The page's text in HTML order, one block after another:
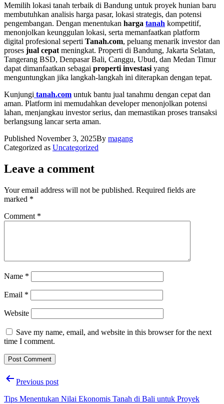
Memilih lokasi tanah terbaik di Bandung untuk proyek hunian baru
membutuhkan analisis harga pasar, lokasi strategis, dan potensi
pengembangan. Dengan menentukan harga tanah kompetitif,
menonjolkan keunggulan lokasi, serta memanfaatkan platform
digital profesional seperti Tanah.com, peluang menarik investor dan
proses jual cepat meningkat. Properti di Bandung, Jakarta Selatan,
Tangerang BSD, Denpasar Bali, Canggu, Ubud, dan Medan Timur
dapat dimanfaatkan sebagai properti investasi yang
menguntungkan jika langkah-langkah ini diterapkan dengan tepat.
Kunjungi tanah.com untuk bantu jual tanahmu dengan cepat dan
aman. Platform ini memudahkan developer menonjolkan potensi
lahan, menjangkau investor serius, dan memastikan proses transaksi
berlangsung lancar serta aman.
Published November 3, 2025By magang
Categorized as Uncategorized
Leave a comment
Your email address will not be published. Required fields are
marked *
Comment *
Name *
Email *
Website
Save my name, email, and website in this browser for the next
time I comment.
PostPrevious post
Tips Menentukan Nilai Ekonomis Tanah di Bali untuk Proyek